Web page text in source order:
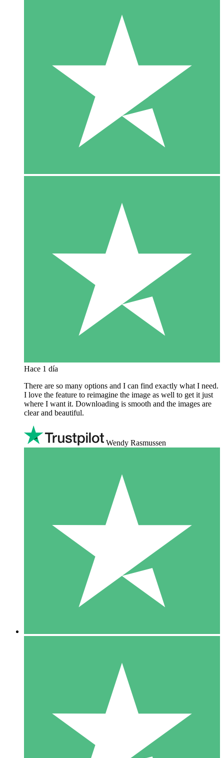
Hace 1 día
There are so many options and I can find exactly what I need.
I love the feature to reimagine the image as well to get it just
where I want it. Downloading is smooth and the images are
clear and beautiful.
Wendy Rasmussen